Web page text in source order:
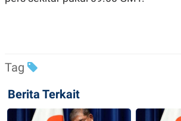
Tag
Berita Terkait